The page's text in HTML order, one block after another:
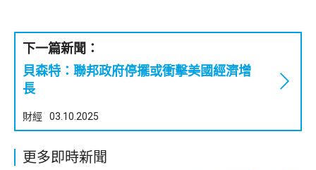
下一篇新聞：
貝森特：聯邦政府停擺或衝擊美國經濟增
長
財經 03.10.2025
更多即時新聞